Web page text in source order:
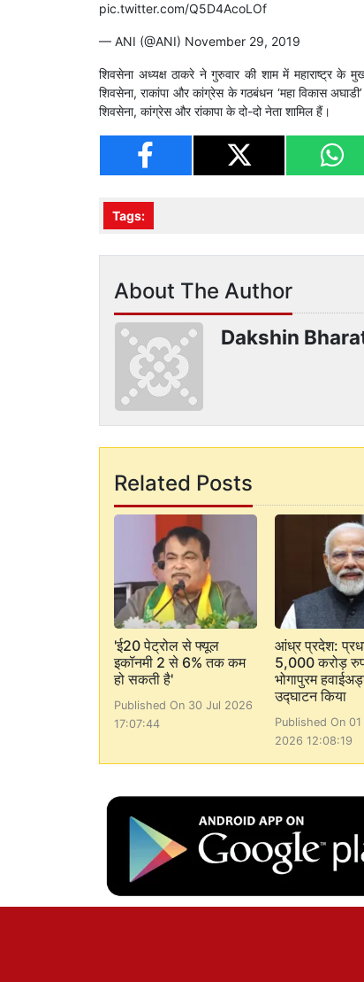
pic.twitter.com/Q5D4AcoLOf
— ANI (@ANI) November 29, 2019
शिवसेना अध्यक्ष ठाकरे ने गुरुवार की शाम में महाराष्ट्र
शिवसेना, राकांपा और कांग्रेस के गठबंधन ‘महा विकास
शिवसेना, कांग्रेस और रांकापा के दो-दो नेता शामिल हैं।
Tags:
About The Author
Dakshin
Related Posts
'ई20 पेट्रोल से फ्यूल
इकॉनमी 2 से 6% तक कम
हो सकती है'
Published On 30 Jul 2026
17:07:44
आंध्र प्रदेश:
5,000 करोड़
भोगापुरम
उद्घाटन किया
Published On 01
2026 12:08:19